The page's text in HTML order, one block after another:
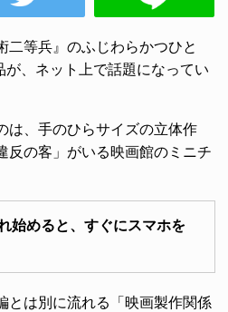
二等兵』のふじわらかつひと
が、ネット上で話題になってい
は、手のひらサイズの立体作
反の客」がいる映画館のミニチ
始めると、すぐにスマホを
とは別に流れる「映画製作関係